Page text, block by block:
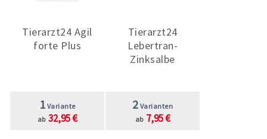
Tierarzt24 Agil
forte Plus
1 Variante
ab 32,95 €
Tierarzt24
Lebertran-
Zinksalbe
2 Varianten
ab 7,95 €